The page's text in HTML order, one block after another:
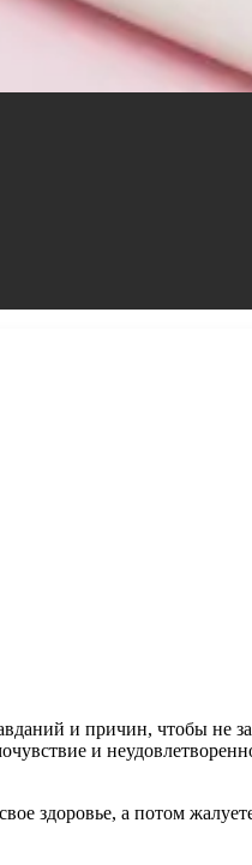
и причин, чтобы не
и
здоровье, а потом